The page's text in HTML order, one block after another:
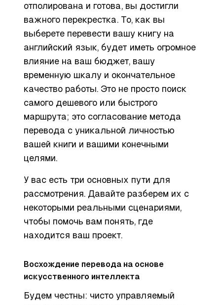
отполирована и готова, вы достигли
важного перекрестка. То, как вы
выберете перевести вашу книгу на
английский язык, будет иметь огромное
влияние на ваш бюджет, вашу
временную шкалу и окончательное
качество работы. Это не просто поиск
самого дешевого или быстрого
маршрута; это согласование метода
перевода с уникальной личностью
вашей книги и вашими конечными
целями.
У вас есть три основных пути для
рассмотрения. Давайте разберем их с
некоторыми реальными сценариями,
чтобы помочь вам понять, где
находится ваш проект.
Восхождение перевода на основе
искусственного интеллекта
Будем честны: чисто управляемый